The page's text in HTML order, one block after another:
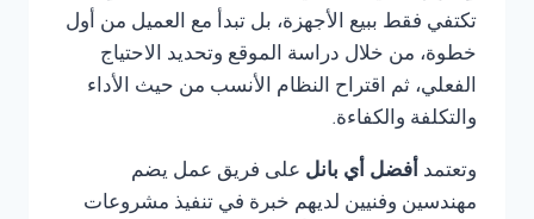
تكتفي فقط ببيع الأجهزة، بل تبدأ مع العميل من أول
خطوة، من خلال دراسة الموقع وتحديد الاحتياج
الفعلي، ثم اقتراح النظام الأنسب من حيث الأداء
والتكلفة والكفاءة.
وتعتمد أفضل أي بانل على فريق عمل يضم
مهندسين وفنيين لديهم خبرة في تنفيذ مشروعات